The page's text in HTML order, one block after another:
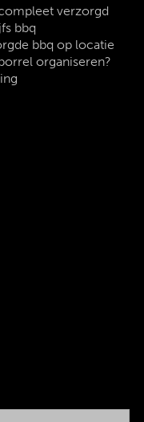
verzorgd
bbq
bbq op locatie
organiseren?